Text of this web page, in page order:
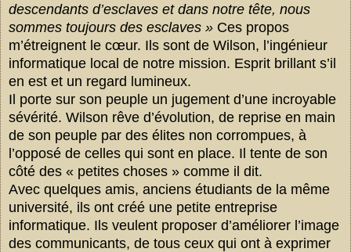
descendants d’esclaves et dans notre tête, nous
sommes toujours des esclaves » Ces propos
m’étreignent le cœur. Ils sont de Wilson, l’ingénieur
informatique local de notre mission. Esprit brillant s’il
en est et un regard lumineux.
Il porte sur son peuple un jugement d’une incroyable
sévérité. Wilson rêve d’évolution, de reprise en main
de son peuple par des élites non corrompues, à
l’opposé de celles qui sont en place. Il tente de son
côté des « petites choses » comme il dit.
Avec quelques amis, anciens étudiants de la même
université, ils ont créé une petite entreprise
informatique. Ils veulent proposer d’améliorer l’image
des communicants, de tous ceux qui ont à exprimer